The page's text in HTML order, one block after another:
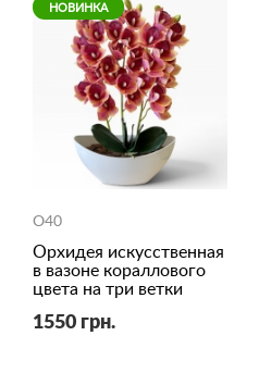
НОВИНКА
O40
Орхидея искусственная
в вазоне кораллового
цвета на три ветки
1550 грн.